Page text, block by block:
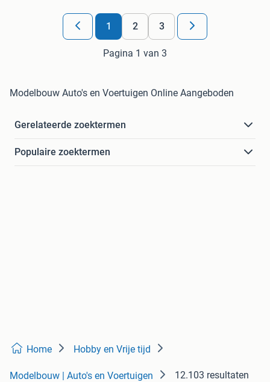
1 2 3
Pagina 1 van 3
Modelbouw Auto's en Voertuigen Online Aangeboden
Gerelateerde zoektermen
Populaire zoektermen
Home Hobby en Vrije tijd
Modelbouw | Auto's en Voertuigen 12.103 resultaten